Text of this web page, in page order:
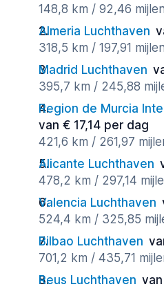
148,8 km / 92,46 mijlen
Almeria Luchthaven
318,5 km / 197,91 mijlen
Madrid Luchthaven
395,7 km / 245,88
Region de Murcia
van € 17,14 per dag
421,6 km / 261,97
Alicante Luchthaven
478,2 km / 297,14
Valencia Luchthaven
524,4 km / 325,85
Bilbao Luchthaven
701,2 km / 435,71
Reus Luchthaven